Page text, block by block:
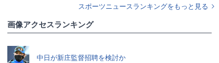
スポーツニュースランキングをもっと見る
画像アクセスランキング
中日が新庄監督招聘を検討か